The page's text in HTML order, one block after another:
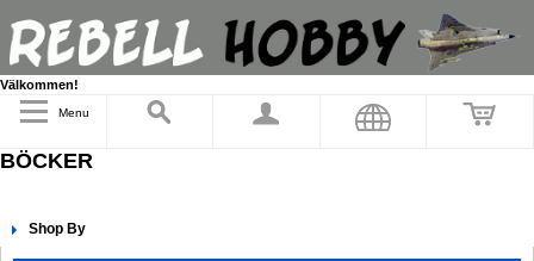
Välkommen!
Menu
BÖCKER
Shop By